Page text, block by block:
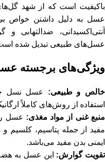
باکیفیت است که از شهد
عسل به دلیل داشتن خواص
آنتی‌اکسیدانی، ضدالتهابی
عسل‌های طبیعی تبدیل شده
ویژگی‌های برجسته
خالص و طبیعی: عسل نسل
استفاده از روش‌های کاملاً
منبع غنی از مواد مغذی: عسل
مفید از جمله پتاسیم، کلسیم
ایمنی بدن مفید می‌باشد.
تقویت گوارش: این عسل به